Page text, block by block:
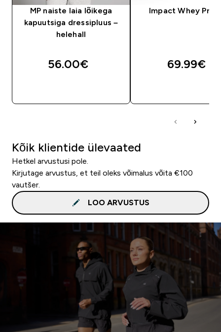
MP naiste laia lõikega
kapuutsiga dressipluus –
helehall
56.00€‎
Impact Whey
69.99€‎
Kõik klientide ülevaated
Hetkel arvustusi pole.
Kirjutage arvustus, et teil oleks võimalus võita €100
vautšer.
LOO ARVUSTUS